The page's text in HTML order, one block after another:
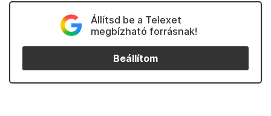
Állítsd be a Telexet
megbízható forrásnak!
Beállítom